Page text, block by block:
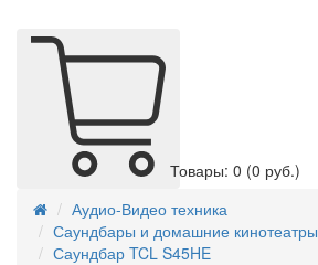
Товары: 0 (0 руб.)
Аудио-Видео техника
Саундбары и домашние кинотеатры
Саундбар TCL S45HE